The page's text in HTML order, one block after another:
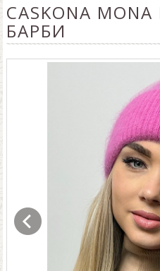
ДОСТАВКА И ОПЛАТА
ОПТОВЫМ КЛИЕНТАМ
CASKONA
БАРБИ